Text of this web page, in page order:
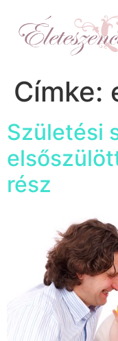
Címke:
Születési
rész